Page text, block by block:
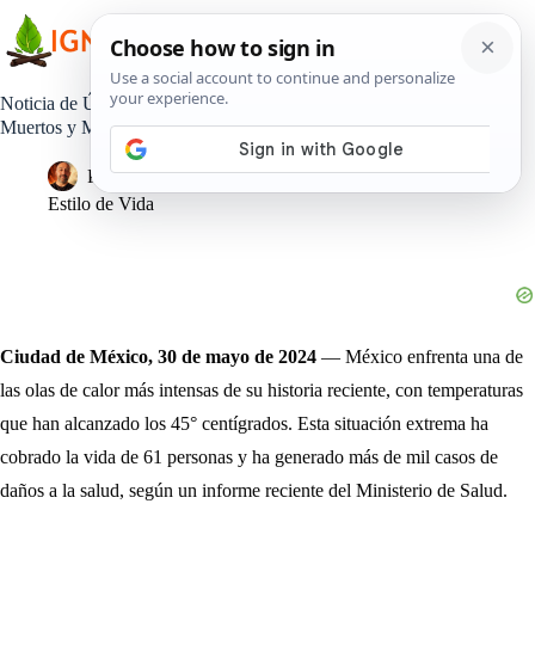
contenido
Noticia de Última Hora: Ola de Calor en México Deja 61
Muertos y Más de Mil Afectados
Pedro Lisperguer
31 mayo, 2024
Estilo de Vida
Ciudad de México, 30 de mayo de 2024 — México enfrenta una de
las olas de calor más intensas de su historia reciente, con temperaturas
que han alcanzado los 45° centígrados. Esta situación extrema ha
cobrado la vida de 61 personas y ha generado más de mil casos de
daños a la salud, según un informe reciente del Ministerio de Salud.